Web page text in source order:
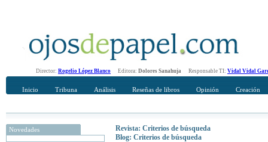
Director: Rogelio López Blanco Editora: Dolores Sanahuja Responsable TI: Vidal Vidal
Inicio Tribuna Análisis Reseñas de libros Opinión Creación
Novedades
Revista: Criterios de búsqueda
Blog: Criterios de búsqueda